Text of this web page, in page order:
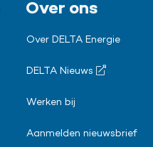
Over ons
Over DELTA Energie
DELTA Nieuws
Werken bij
Aanmelden nieuwsbrief